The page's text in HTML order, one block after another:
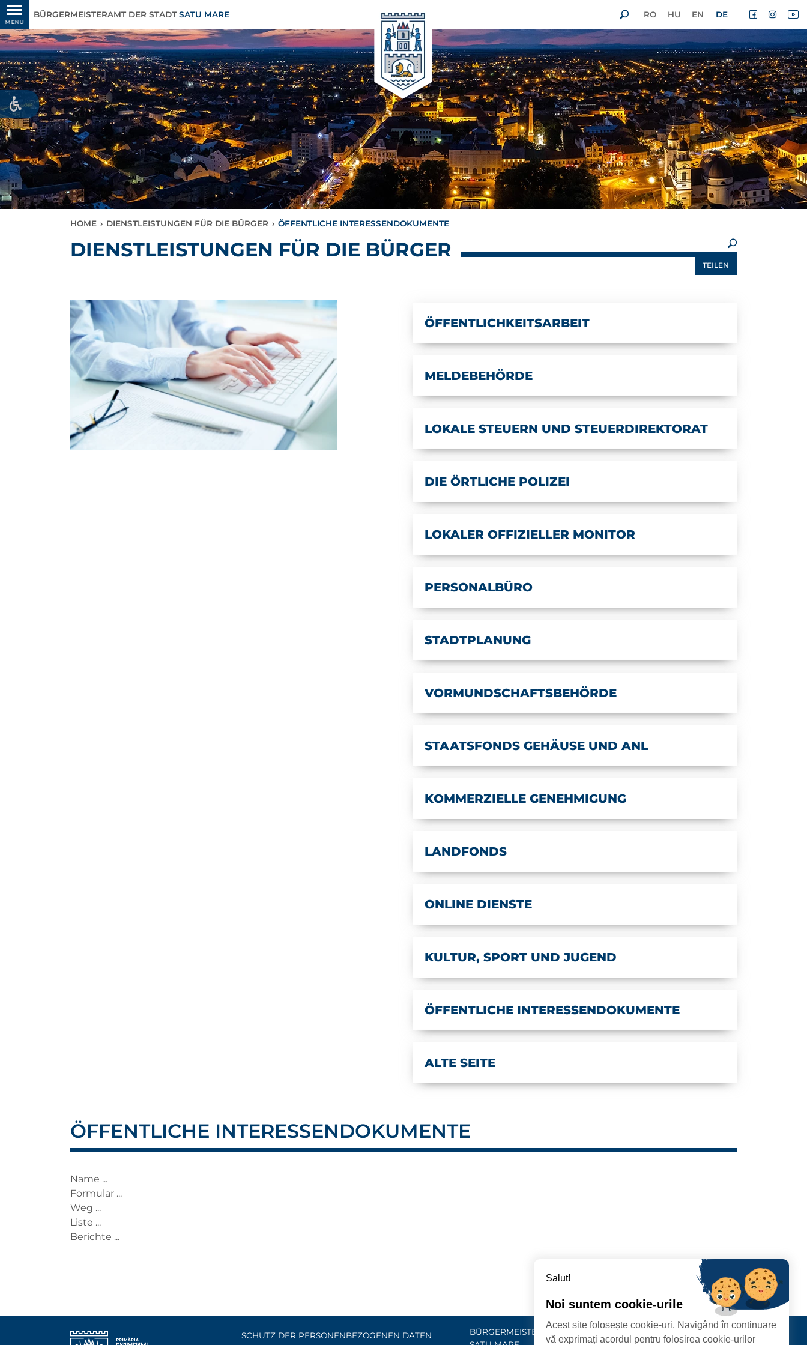
MENU
BÜRGERMEISTERAMT DER STADT SATU MARE RO HU EN DE
HOME › DIENSTLEISTUNGEN FÜR DIE BÜRGER › ÖFFENTLICHE INTERESSENDOKUMENTE
DIENSTLEISTUNGEN FÜR DIE BÜRGER
TEILEN
ÖFFENTLICHKEITSARBEIT
MELDEBEHÖRDE
LOKALE STEUERN UND STEUERDIREKTORAT
DIE ÖRTLICHE POLIZEI
LOKALER OFFIZIELLER MONITOR
PERSONALBÜRO
STADTPLANUNG
VORMUNDSCHAFTSBEHÖRDE
STAATSFONDS GEHÄUSE UND ANL
KOMMERZIELLE GENEHMIGUNG
LANDFONDS
ONLINE DIENSTE
KULTUR, SPORT UND JUGEND
ÖFFENTLICHE INTERESSENDOKUMENTE
ALTE SEITE
ÖFFENTLICHE INTERESSENDOKUMENTE
Name ...
Formular ...
Weg ...
Liste ...
Berichte ...
SCHUTZ DER PERSONENBEZOGENEN DATEN
BÜRGERMEISTERAMT DER STADT
Kontakt
Salut!
Noi suntem cookie-urile
Acest site folosește cookie-uri. Navigând în continuare
vă exprimați acordul pentru folosirea cookie-urilor